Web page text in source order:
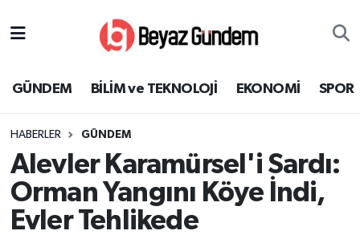
GÜNDEM BİLİM ve TEKNOLOJİ EKONOMİ SPOR
HABERLER GÜNDEM
Alevler Karamürsel'i Sardı:
Orman Yangını Köye İndi,
Evler Tehlikede
EKONOMİ
SAĞLIK
Süper Lig Puan Durumu ve Fikstür
Tüm Manşetler
Son Dakika Haberleri